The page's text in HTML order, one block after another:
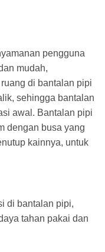
pengguna
mudah,
di bantalan pipi
sehingga bantalan
awal. Bantalan pipi
dengan busa yang
kainnya, untuk
di bantalan pipi,
tahan pakai dan